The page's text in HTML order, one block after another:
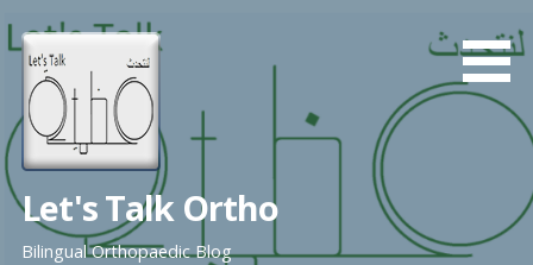
to
content
Let's Talk Ortho
Bilingual Orthopaedic Blog